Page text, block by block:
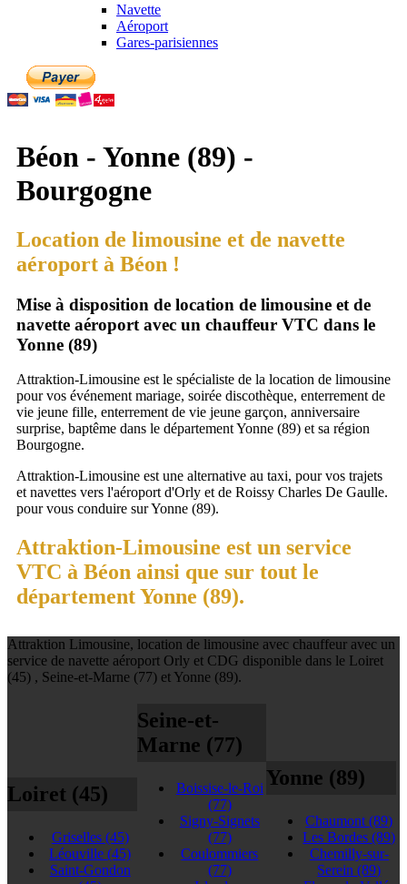
Navette
Aéroport
Gares-parisiennes
Béon - Yonne (89) -
Bourgogne
Location de limousine et de navette
aéroport à Béon !
Mise à disposition de location de limousine et de
navette aéroport avec un chauffeur VTC dans le
Yonne (89)
Attraktion-Limousine est le spécialiste de la location de limousine
pour vos événement mariage, soirée discothèque, enterrement de
vie jeune fille, enterrement de vie jeune garçon, anniversaire
surprise, baptême dans le département Yonne (89) et sa région
Bourgogne.
Attraktion-Limousine est une alternative au taxi, pour vos trajets
et navettes vers l'aéroport d'Orly et de Roissy Charles De Gaulle.
pour vous conduire sur Yonne (89).
Attraktion-Limousine est un service
VTC à Béon ainsi que sur tout le
département Yonne (89).
Attraktion Limousine, location de limousine avec chauffeur avec un
service de navette aéroport Orly et CDG disponible dans le Loiret
(45) , Seine-et-Marne (77) et Yonne (89).
Loiret (45)
Griselles (45)
Léouville(45)
Saint-Gondon
Seine-et-
Marne (77)
Boissise-le-Roi
(77)
Signy-Signets
(77)
Coulommiers
(77)
Yonne (89)
Chaumont(89)
Les Bordes(89)
Chemilly-sur-
Serein(89)